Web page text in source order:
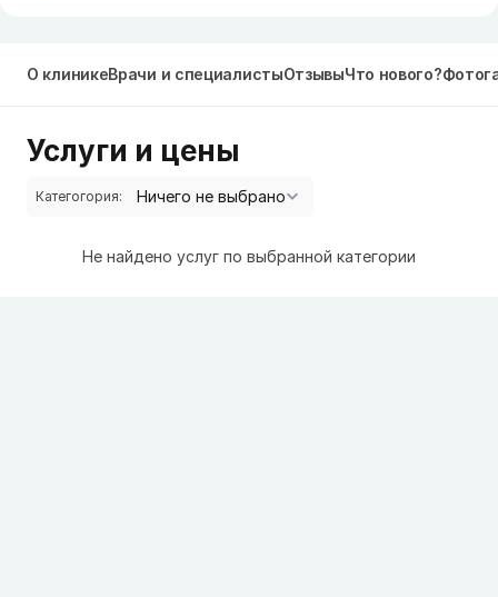
О клиникеВрачи и специалистыОтзывыЧто нового?
Услуги и цены
Категогория:
Не найдено услуг по выбранной категории